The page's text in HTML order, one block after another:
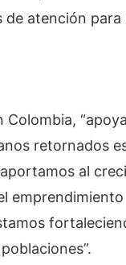
atención para
retornados
al